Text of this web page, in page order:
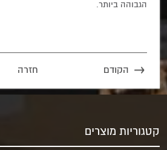
הגבוהה ביותר.
הקודם חזרה
קטגוריות מוצרים